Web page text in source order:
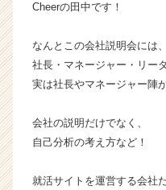
ト
が
活
サ
ト
Cheerの田中です！
なんとこの会社説明会には、
社長・マネージャー・リー
実は社長やマネージャー陣
会社の説明だけでなく、
自己分析の考え方など！
就活サイトを運営する会社